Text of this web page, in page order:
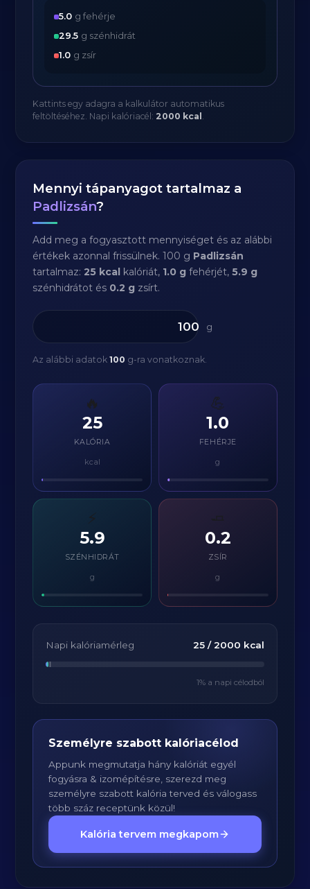
5.0 g fehérje
29.5 g szénhidrát
1.0 g zsír
Kattints egy adagra a kalkulátor automatikus
feltöltéséhez. Napi kalóriacél: 2000 kcal .
Mennyi tápanyagot tartalmaz a
Padlizsán?
Add meg a fogyasztott mennyiséget és az alábbi
értékek azonnal frissülnek. 100 g Padlizsán
tartalmaz:25 kcal kalóriát, 1.0 g fehérjét,5.9 g
szénhidrátot és 0.2 g zsírt.
g
Az alábbi adatok100 g-ra vonatkoznak.
🔥
25
KALÓRIA
kcal
💪
1.0
FEHÉRJE
g
⚡
5.9
SZÉNHIDRÁT
g
0.2
ZSÍR
g
Napi kalóriamérleg 25/ 2000 kcal
1% a napi célodból
Személyre szabott kalóriacélod
Appunk megmutatja hány kalóriát egyél
fogyásra & izomépítésre, szerezd meg
személyre szabott kalória terved és válogass
több száz receptünk közül!
Kalória tervem megkapom